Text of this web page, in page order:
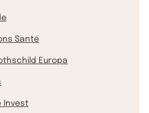
Santé
Europa
Invest